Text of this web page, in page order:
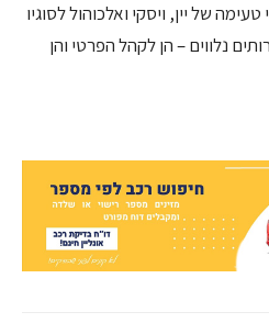
של יין, ויסקי ואלכוהול לסוגיו
נלווים – הן לקהל הפרטי והן